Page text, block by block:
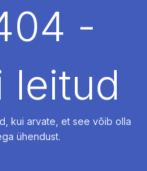
-
leitud
kui arvate, et see võib olla
ühendust.